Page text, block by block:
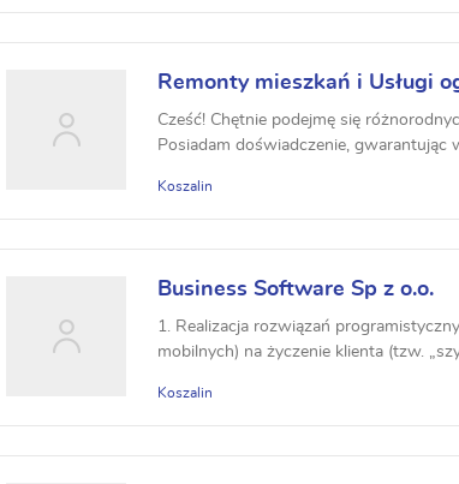
Remonty mieszkań i Usługi
Cześć! Chętnie podejmę się
Posiadam doświadczenie, gwarantując
Koszalin
Business Software Sp z o.o.
1. Realizacja rozwiązań
mobilnych) na życzenie klienta (tzw.
Koszalin